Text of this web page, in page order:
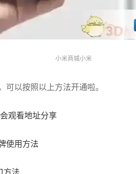
小米商城小米
以按照以上方法开通啦。
观看地址分享
使用方法
方法